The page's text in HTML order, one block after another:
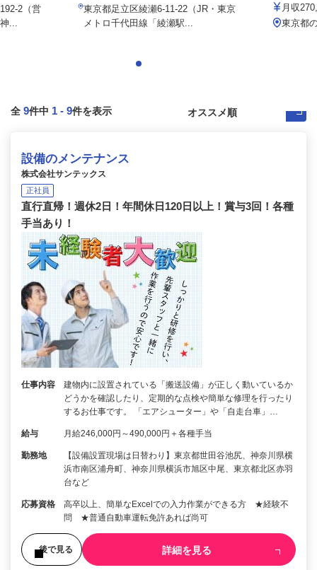
2（営
...
東京都足立区綾瀬6-11-22（JR・東京
メトロ千代田線「綾瀬駅...
月収
東京都
全 9件中 1 - 9件を表示
設備のメンテナンス
株式会社サンテックス
正社員
直行直帰！週休2日！年間休日120日以上！賞与3回！各種
手当あり！
仕事内容
建物内に設置されている「搬送設備」が正しく動いているか
どうかを確認したり、定期的な点検や簡単な修理を行ったり
するお仕事です。 「エアシューター」や「自走台車」…
給与 月給246,000円～490,000円＋各種手当
勤務地
【設備設置現場は日替わり】東京都世田谷池尻、神奈川県横
浜市南区浦舟町、神奈川県横浜市旭区中尾、東京都北区赤羽
台など
応募資格
高卒以上、簡単なExcelでの入力作業ができる方 ★経験不
問 ★普通自動車運転免許あれば尚可
後で見る 詳細を見る